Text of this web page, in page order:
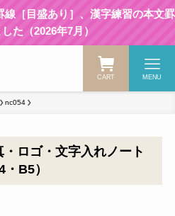
線［目盛あり］、漢字練習の本文罫
た（2026年7月）
CART MENU
nc054
ロゴ・文字入れノート
B5）